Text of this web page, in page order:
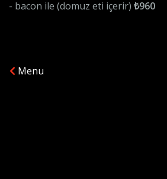
- bacon ile (domuz eti içerir) ₺960
Menu